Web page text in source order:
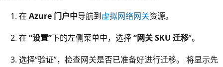
在 Azure 门户中导航到虚拟网络网关资源。
在 “设置”下的左侧菜单中，选择“网关 SKU 迁移”。
选择“验证”，检查网关是否已准备好进行迁移。 将显示先